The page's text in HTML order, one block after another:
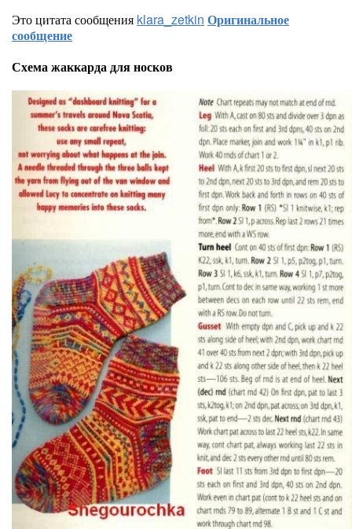
Это цитата сообщения klara_zetkin Оригинальное
сообщение
Схема жаккарда для носков